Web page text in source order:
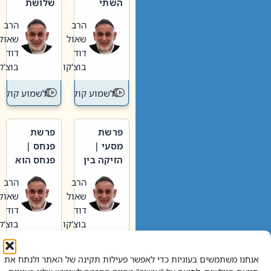
אנחנו משתמשים בעוגיות כדי לאפשר פעילות תקינה של האתר ולנתח את
וערב של
חיינו
הרב
שאול
דוד
בוצ'קו
לשמוע קול תורה – מדרש
האבות
הרב
שאול
דוד
בוצ'קו
לשמוע קול
פרשת
מסעי |
הזיקה בין
הגדול לעם הרב
שאול
דוד
בוצ'קו
לשמוע קול תורה – מדרש
פרשת
פנחס |
פנחס הוא
אליהו: בין
קנאות
הורסת
לקנאות
בונה
הרב
שאול
דוד
בוצ'קו
לשמוע קול